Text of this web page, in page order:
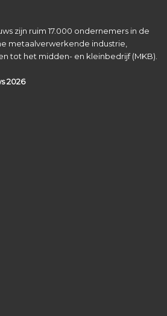
zijn ruim 17.000 ondernemers in de
metaalverwerkende industrie,
tot het midden- en kleinbedrijf (MKB).
2026